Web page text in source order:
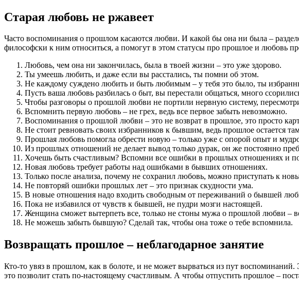
Старая любовь не ржавеет
Часто воспоминания о прошлом касаются любви. И какой бы она ни была –
философски к ним относиться, а помогут в этом статусы про прошлое и любовь
Любовь, чем она ни закончилась, была в твоей жизни – это уже здорово.
Ты умеешь любить, и даже если вы расстались, ты помни об этом.
Не каждому суждено любить и быть любимым – у тебя это было, ты
Пусть ваша любовь разбилась о быт, вы перестали общаться, много
Чтобы разговоры о прошлой любви не портили нервную систему,
Вспомнить первую любовь – не грех, ведь все первое забыть невозможно.
Воспоминания о прошлой любви – это не возврат в прошлое, это просто
Не стоит ревновать своих избранников к бывшим, ведь прошлое остается
Прошлая любовь помогла обрести новую – только уже с опорой опыт и
Из прошлых отношений не делает вывод только дурак, он же постоянно
Хочешь быть счастливым? Вспомни все ошибки в прошлых отношениях и
Новая любовь требует работы над ошибками в бывших отношениях.
Только после анализа, почему не сохранил любовь, можно приступать к
Не повторяй ошибки прошлых лет – это признак скудности ума.
В новые отношения надо входить свободным от переживаний о бывшей
Пока не избавился от чувств к бывшей, не пудри мозги настоящей.
Женщина сможет вытерпеть все, только не стоны мужа о прошлой любви –
Не можешь забыть бывшую? Сделай так, чтобы она тоже о тебе вспомнила.
Возвращать прошлое – неблагодарное занятие
Кто-то увяз в прошлом, как в болоте, и не может вырваться из пут
это позволит стать по-настоящему счастливым. А чтобы отпустить прошлое –